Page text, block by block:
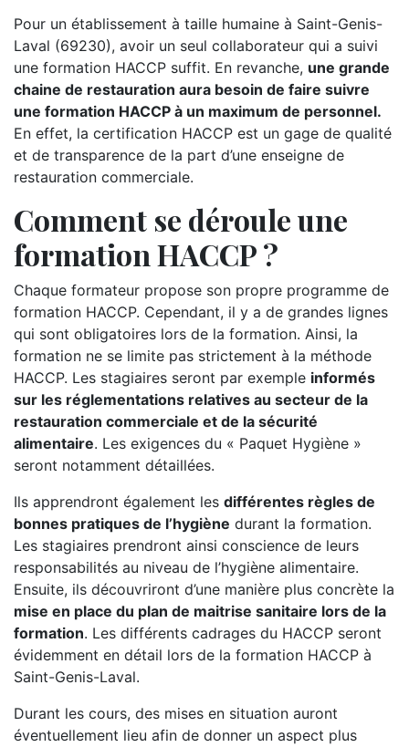
Pour un établissement à taille humaine à Saint-Genis-
Laval (69230), avoir un seul collaborateur qui a suivi
une formation HACCP suffit. En revanche, une grande
chaine de restauration aura besoin de faire suivre
une formation HACCP à un maximum de personnel.
En effet, la certification HACCP est un gage de qualité
et de transparence de la part d’une enseigne de
restauration commerciale.
Comment se déroule une
formation HACCP ?
Chaque formateur propose son propre programme de
formation HACCP. Cependant, il y a de grandes lignes
qui sont obligatoires lors de la formation. Ainsi, la
formation ne se limite pas strictement à la méthode
HACCP. Les stagiaires seront par exemple informés
sur les réglementations relatives au secteur de la
restauration commerciale et de la sécurité
alimentaire. Les exigences du « Paquet Hygiène »
seront notamment détaillées.
Ils apprendront également les différentes règles de
bonnes pratiques de l’hygiène durant la formation.
Les stagiaires prendront ainsi conscience de leurs
responsabilités au niveau de l’hygiène alimentaire.
Ensuite, ils découvriront d’une manière plus concrète la
mise en place du plan de maitrise sanitaire lors de la
formation. Les différents cadrages du HACCP seront
évidemment en détail lors de la formation HACCP à
Saint-Genis-Laval.
Durant les cours, des mises en situation auront
éventuellement lieu afin de donner un aspect plus